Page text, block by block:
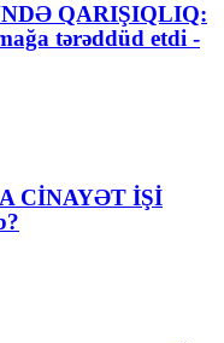
QARIŞIQLIQ:
tərəddüd etdi -
CİNAYƏT İŞİ